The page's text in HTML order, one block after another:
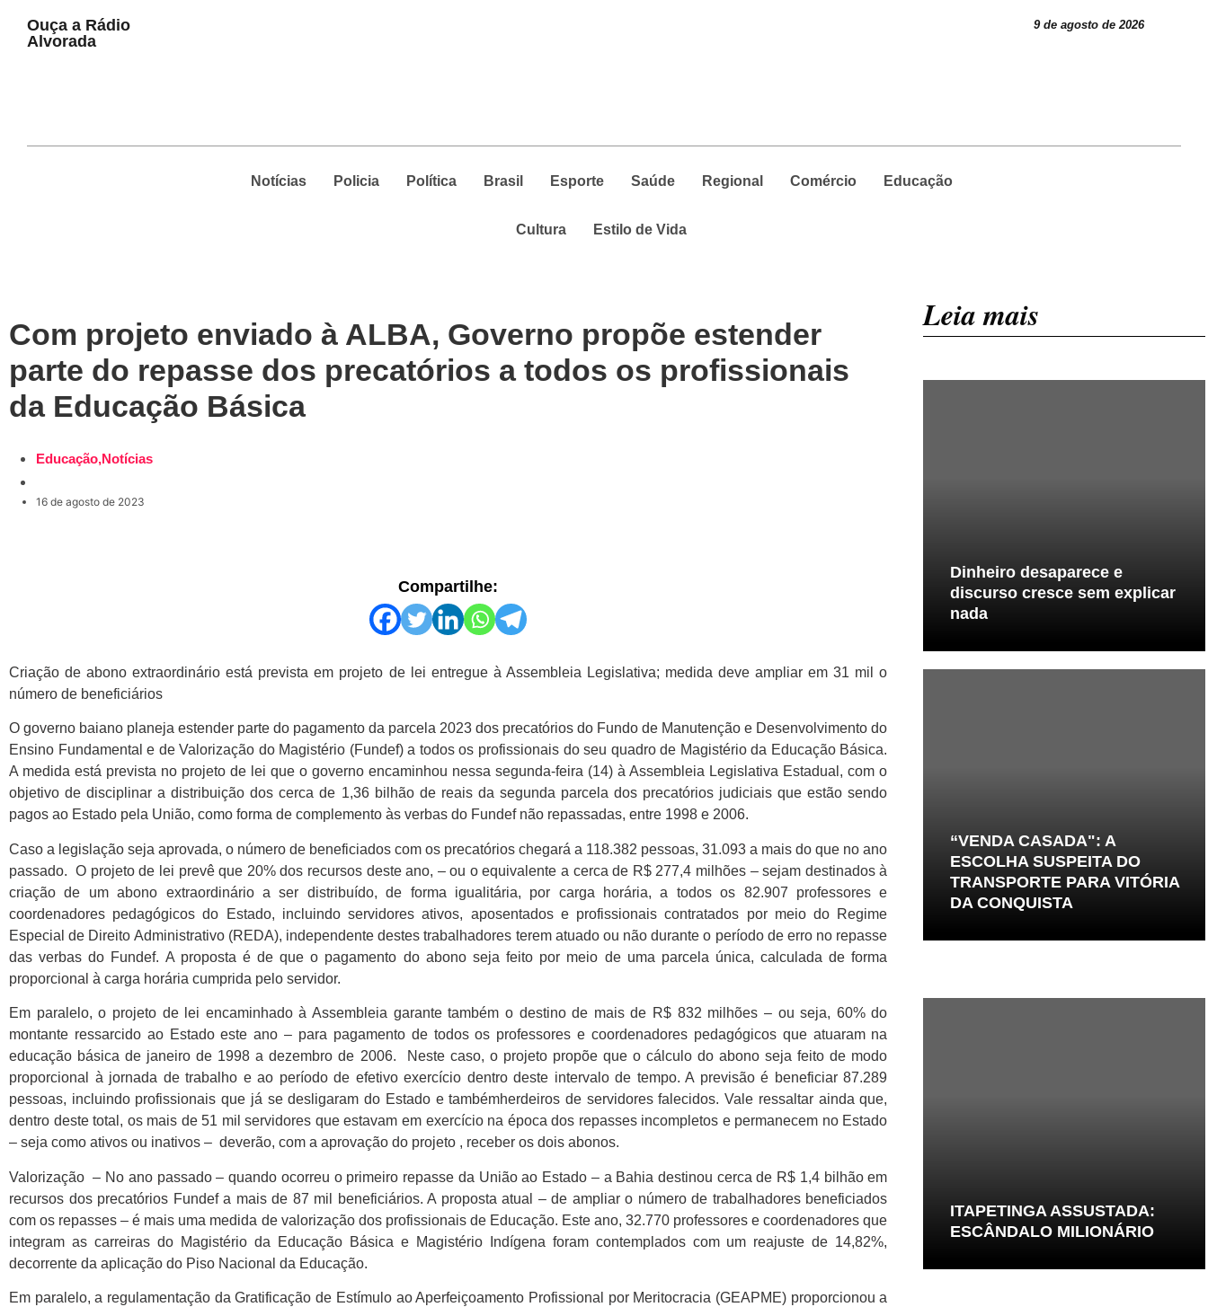
Ouça a Rádio
Alvorada
9 de agosto de 2026
Notícias Policia Política Brasil Esporte Saúde Regional Comércio Educação
Cultura Estilo de Vida
Com projeto enviado à ALBA, Governo propõe estender
parte do repasse dos precatórios a todos os profissionais
da Educação Básica
Educação,Notícias
16 de agosto de 2023
Compartilhe:
Criação de abono extraordinário está prevista em projeto de lei entregue à Assembleia Legislativa; medida deve ampliar em 31 mil o
número de beneficiários
O governo baiano planeja estender parte do pagamento da parcela 2023 dos precatórios do Fundo de Manutenção e Desenvolvimento do
Ensino Fundamental e de Valorização do Magistério (Fundef) a todos os profissionais do seu quadro de Magistério da Educação Básica.
A medida está prevista no projeto de lei que o governo encaminhou nessa segunda-feira (14) à Assembleia Legislativa Estadual, com o
objetivo de disciplinar a distribuição dos cerca de 1,36 bilhão de reais da segunda parcela dos precatórios judiciais que estão sendo
pagos ao Estado pela União, como forma de complemento às verbas do Fundef não repassadas, entre 1998 e 2006.
Caso a legislação seja aprovada, o número de beneficiados com os precatórios chegará a 118.382 pessoas, 31.093 a mais do que no ano
passado. O projeto de lei prevê que 20% dos recursos deste ano, – ou o equivalente a cerca de R$ 277,4 milhões – sejam destinados à
criação de um abono extraordinário a ser distribuído, de forma igualitária, por carga horária, a todos os 82.907 professores e
coordenadores pedagógicos do Estado, incluindo servidores ativos, aposentados e profissionais contratados por meio do Regime
Especial de Direito Administrativo (REDA), independente destes trabalhadores terem atuado ou não durante o período de erro no repasse
das verbas do Fundef. A proposta é de que o pagamento do abono seja feito por meio de uma parcela única, calculada de forma
proporcional à carga horária cumprida pelo servidor.
Em paralelo, o projeto de lei encaminhado à Assembleia garante também o destino de mais de R$ 832 milhões – ou seja, 60% do
montante ressarcido ao Estado este ano – para pagamento de todos os professores e coordenadores pedagógicos que atuaram na
educação básica de janeiro de 1998 a dezembro de 2006. Neste caso, o projeto propõe que o cálculo do abono seja feito de modo
proporcional à jornada de trabalho e ao período de efetivo exercício dentro deste intervalo de tempo. A previsão é beneficiar 87.289
pessoas, incluindo profissionais que já se desligaram do Estado e tambémherdeiros de servidores falecidos. Vale ressaltar ainda que,
dentro deste total, os mais de 51 mil servidores que estavam em exercício na época dos repasses incompletos e permanecem no Estado
– seja como ativos ou inativos – deverão, com a aprovação do projeto , receber os dois abonos.
Valorização – No ano passado – quando ocorreu o primeiro repasse da União ao Estado – a Bahia destinou cerca de R$ 1,4 bilhão em
recursos dos precatórios Fundef a mais de 87 mil beneficiários. A proposta atual – de ampliar o número de trabalhadores beneficiados
com os repasses – é mais uma medida de valorização dos profissionais de Educação. Este ano, 32.770 professores e coordenadores que
integram as carreiras do Magistério da Educação Básica e Magistério Indígena foram contemplados com um reajuste de 14,82%,
decorrente da aplicação do Piso Nacional da Educação.
Em paralelo, a regulamentação da Gratificação de Estímulo ao Aperfeiçoamento Profissional por Meritocracia (GEAPME) proporcionou a
Leia mais
Dinheiro desaparece e
discurso cresce sem explicar
nada
“VENDA CASADA": A
ESCOLHA SUSPEITA DO
TRANSPORTE PARA VITÓRIA
DA CONQUISTA
ITAPETINGA ASSUSTADA:
ESCÂNDALO MILIONÁRIO